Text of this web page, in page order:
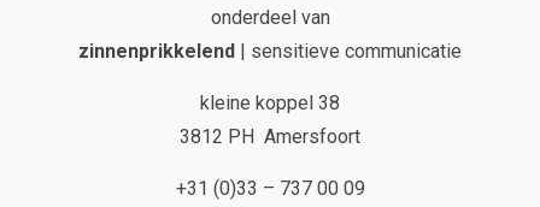
onderdeel van
zinnenprikkelend
| sensitieve communicatie
kleine koppel 38
3812 PH Amersfoort
+31 (0)33 – 737 00 09